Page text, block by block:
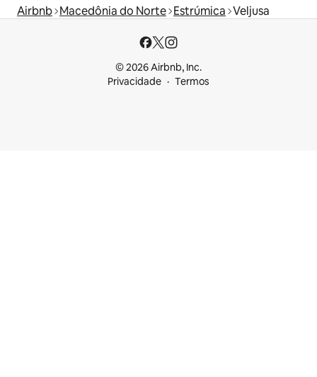
Airbnb Macedônia do Norte Estrúmica Veljusa
© 2026 Airbnb, Inc.
Privacidade
Termos